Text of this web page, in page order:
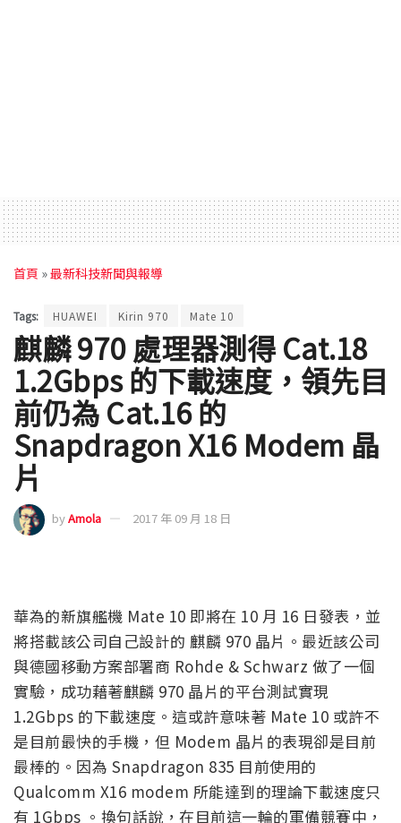
首頁 »最新科技新聞與報導
Tags: HUAWEI Kirin 970 Mate 10
麒麟 970 處理器測得 Cat.18
1.2Gbps 的下載速度，領先目
前仍為 Cat.16 的
Snapdragon X16 Modem 晶
片
byAmola 2017 年 09 月 18 日
華為的新旗艦機 Mate 10 即將在 10 月 16 日發表，並
將搭載該公司自己設計的 麒麟 970 晶片。最近該公司
與德國移動方案部署商 Rohde & Schwarz 做了一個
實驗，成功藉著麒麟 970 晶片的平台測試實現
1.2Gbps 的下載速度。這或許意味著 Mate 10 或許不
是目前最快的手機，但 Modem 晶片的表現卻是目前
最棒的。因為 Snapdragon 835 目前使用的
Qualcomm X16 modem 所能達到的理論下載速度只
有 1Gbps 。換句話說，在目前這一輪的軍備競賽中，